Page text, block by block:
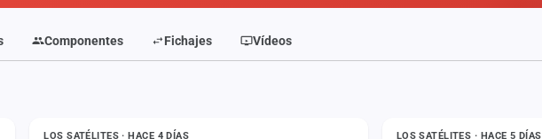
Componentes Fichajes Vídeos
LOS SATÉLITES · HACE 4 DÍAS LOS SATÉLITES · HACE 5 DÍAS